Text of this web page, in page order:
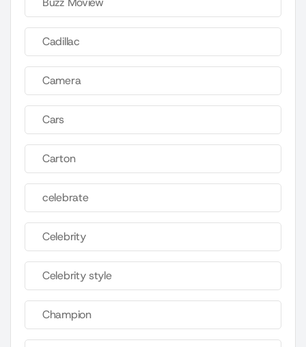
Cadillac
Camera
Cars
Carton
celebrate
Celebrity
Celebrity style
Champion